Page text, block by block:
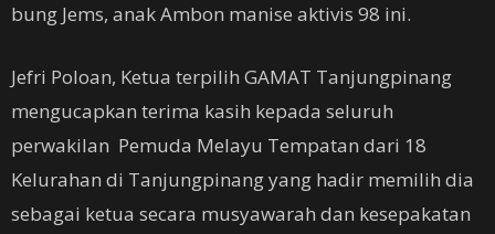
bung Jems, anak Ambon manise aktivis 98 ini.
Jefri Poloan, Ketua terpilih GAMAT Tanjungpinang
mengucapkan terima kasih kepada seluruh
perwakilan Pemuda Melayu Tempatan dari 18
Kelurahan di Tanjungpinang yang hadir memilih dia
sebagai ketua secara musyawarah dan kesepakatan